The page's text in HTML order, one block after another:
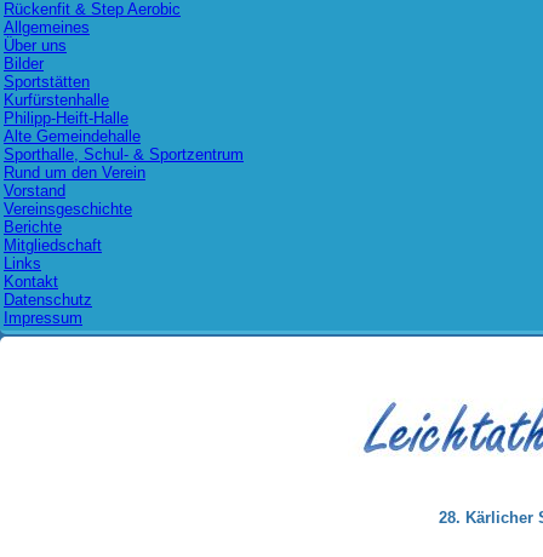
Rückenfit & Step Aerobic
Allgemeines
Über uns
Bilder
Sportstätten
Kurfürstenhalle
Philipp-Heift-Halle
Alte Gemeindehalle
Sporthalle, Schul- & Sportzentrum
Rund um den Verein
Vorstand
Vereinsgeschichte
Berichte
Mitgliedschaft
Links
Kontakt
Datenschutz
Impressum
28. Kärlicher